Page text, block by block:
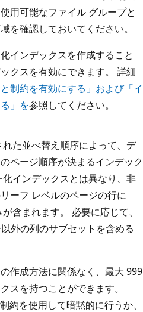
用可能なファイル グループと
を確認しておいてください。
インデックスを作成すること
クスを有効にできます。 詳細
制約を有効にする」および「イ
」を参照してください。
た並べ替え順序によって、デ
ページ順序が決まるインデック
インデックスとは異なり、非
ーフ レベルのページの行に
含まれます。 必要に応じて、
外の列のサブセットを含める
作成方法に関係なく、最大 999
スを持つことができます。
制約を使用して暗黙的に行うか、